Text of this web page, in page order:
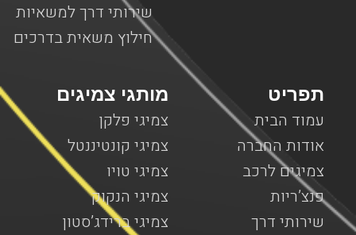
שירותי דרך למשאיות
חילוץ משאית בדרכים
מותגי צמיגים
צמיגי פלקן
צמיגי קונטיננטל
צמיגי טויו
צמיגי הנקוק
צמיגי ברידג’סטון
תפריט
עמוד הבית
אודות החברה
צמיגים לרכב
פנצ’ריות
שירותי דרך